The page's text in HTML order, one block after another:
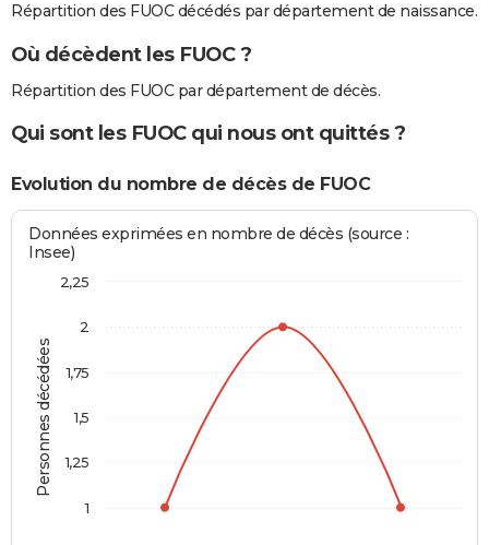
Répartition des FUOC décédés par département de naissance.
Où décèdent les FUOC ?
Répartition des FUOC par département de décès.
Qui sont les FUOC qui nous ont quittés ?
Evolution du nombre de décès de FUOC
Personnes décédées
Données exprimées en nombre de décès (source :
Insee)
1
1,25
1,5
1,75
2
2,25